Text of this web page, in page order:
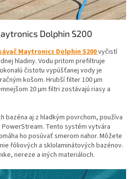
Dolphin S200
Maytronics Dolphin S200vyčistí
hladiny. Vodu pritom prefiltruje
čistotu vypúšťanej vody je
košom. Hrubší filter 100 µm
20 µm filtri zostávajú riasy a
bazéna aj z hladkým povrchom, používa
Tento systém vytvára
ho posúvať smerom nahor. Môžete
fóliových a sklolaminátových bazénov.
nereze a iných materiáloch.